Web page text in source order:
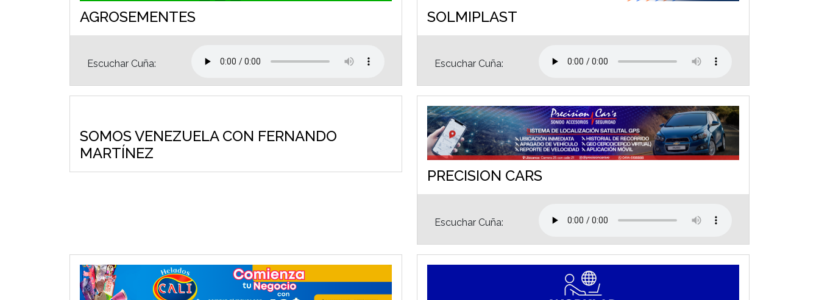
AGROSEMENTES
Escuchar Cuña:
SOLMIPLAST
Escuchar Cuña:
SOMOS VENEZUELA CON FERNANDO
MARTÍNEZ
PRECISION CARS
Escuchar Cuña: